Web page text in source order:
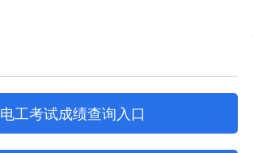
电工考试成绩查询入口